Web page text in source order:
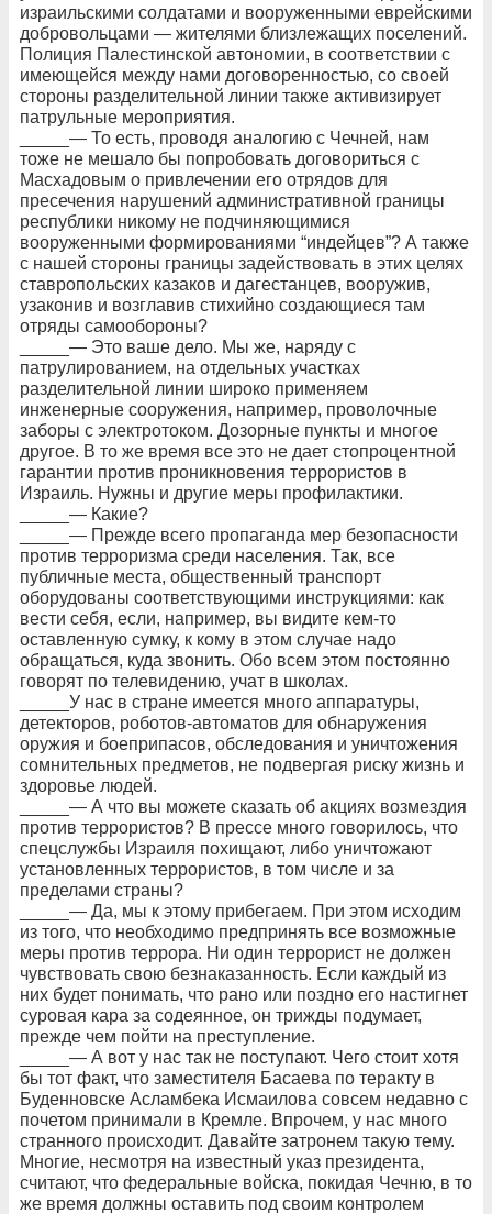
израильскими солдатами и вооруженными еврейскими
добровольцами — жителями близлежащих поселений.
Полиция Палестинской автономии, в соответствии с
имеющейся между нами договоренностью, со своей
стороны разделительной линии также активизирует
патрульные мероприятия.
_____— То есть, проводя аналогию с Чечней, нам
тоже не мешало бы попробовать договориться с
Масхадовым о привлечении его отрядов для
пресечения нарушений административной границы
республики никому не подчиняющимися
вооруженными формированиями “индейцев”? А также
с нашей стороны границы задействовать в этих целях
ставропольских казаков и дагестанцев, вооружив,
узаконив и возглавив стихийно создающиеся там
отряды самообороны?
_____— Это ваше дело. Мы же, наряду с
патрулированием, на отдельных участках
разделительной линии широко применяем
инженерные сооружения, например, проволочные
заборы с электротоком. Дозорные пункты и многое
другое. В то же время все это не дает стопроцентной
гарантии против проникновения террористов в
Израиль. Нужны и другие меры профилактики.
_____— Какие?
_____— Прежде всего пропаганда мер безопасности
против терроризма среди населения. Так, все
публичные места, общественный транспорт
оборудованы соответствующими инструкциями: как
вести себя, если, например, вы видите кем-то
оставленную сумку, к кому в этом случае надо
обращаться, куда звонить. Обо всем этом постоянно
говорят по телевидению, учат в школах.
_____У нас в стране имеется много аппаратуры,
детекторов, роботов-автоматов для обнаружения
оружия и боеприпасов, обследования и уничтожения
сомнительных предметов, не подвергая риску жизнь и
здоровье людей.
_____— А что вы можете сказать об акциях возмездия
против террористов? В прессе много говорилось, что
спецслужбы Израиля похищают, либо уничтожают
установленных террористов, в том числе и за
пределами страны?
_____— Да, мы к этому прибегаем. При этом исходим
из того, что необходимо предпринять все возможные
меры против террора. Ни один террорист не должен
чувствовать свою безнаказанность. Если каждый из
них будет понимать, что рано или поздно его настигнет
суровая кара за содеянное, он трижды подумает,
прежде чем пойти на преступление.
_____— А вот у нас так не поступают. Чего стоит хотя
бы тот факт, что заместителя Басаева по теракту в
Буденновске Асламбека Исмаилова совсем недавно с
почетом принимали в Кремле. Впрочем, у нас много
странного происходит. Давайте затронем такую тему.
Многие, несмотря на известный указ президента,
считают, что федеральные войска, покидая Чечню, в то
же время должны оставить под своим контролем